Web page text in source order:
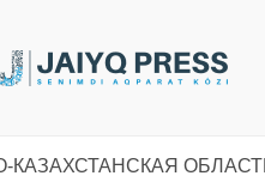
КАЗАХСТАНСКАЯ